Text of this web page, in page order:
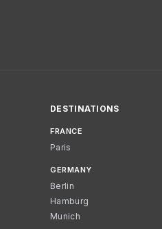
DESTINATIONS
FRANCE
Paris
GERMANY
Berlin
Hamburg
Munich